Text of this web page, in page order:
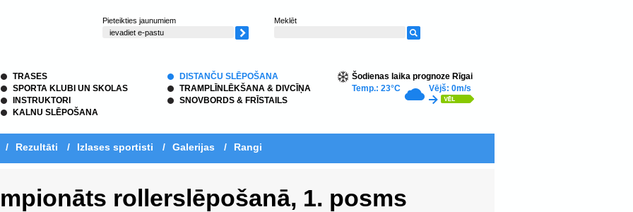
Pieteikties jaunumiem Meklēt
TRASES
SPORTA KLUBI UN SKOLAS
INSTRUKTORI
KALNU SLĒPOŠANA
DISTANČU SLĒPOŠANA
TRAMPLĪNLĒKŠANA & DIVCĪŅA
SNOVBORDS & FRĪSTAILS
Šodienas laika prognoze Rīgai
Temp.: 23°C
Vējš: 0m/s
/ Rezultāti / Izlases sportisti / Galerijas / Rangi
rollerslēpošanā, 1. posms